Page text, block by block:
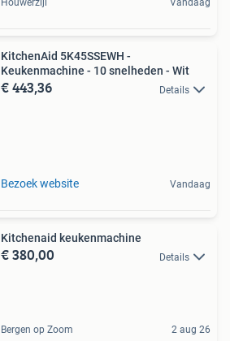
Houwerzijl Vandaag
KitchenAid 5K45SSEWH -
Keukenmachine - 10 snelheden - Wit
€ 443,36 Details
Bezoek website Vandaag
Kitchenaid keukenmachine
€ 380,00 Details
Bergen op Zoom 2 aug 26